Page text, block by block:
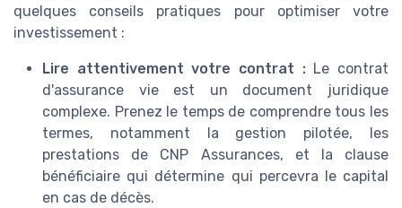
quelques conseils pratiques pour optimiser votre
investissement :
Lire attentivement votre contrat :Le contrat
d'assurance vie est un document juridique
complexe. Prenez le temps de comprendre tous les
termes, notamment la gestion pilotée, les
prestations de CNP Assurances, et la clause
bénéficiaire qui détermine qui percevra le capital
en cas de décès.